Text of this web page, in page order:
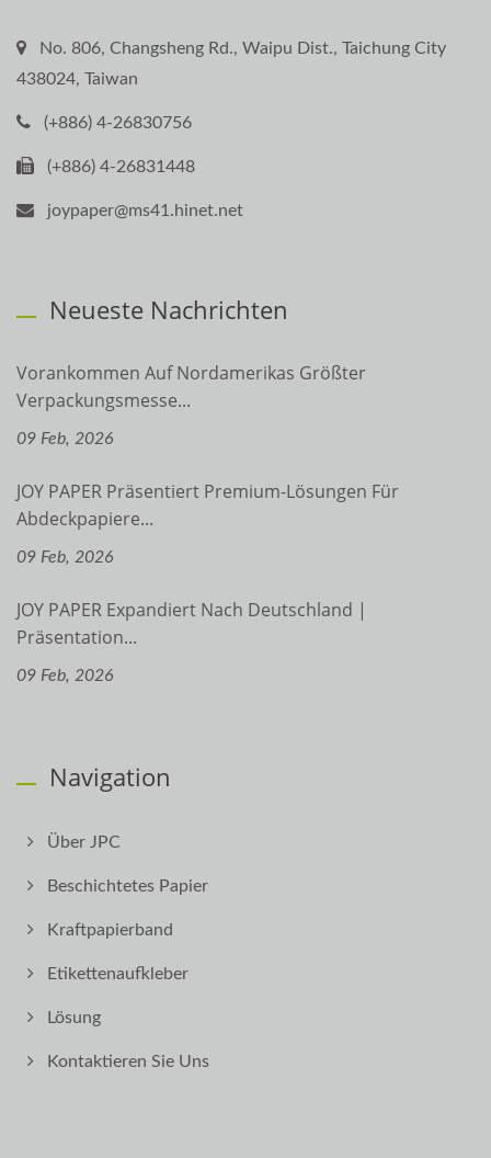
No. 806, Changsheng Rd., Waipu Dist., Taichung City
438024, Taiwan
(+886) 4-26830756
(+886) 4-26831448
joypaper@ms41.hinet.net
Neueste Nachrichten
Vorankommen Auf Nordamerikas Größter
Verpackungsmesse...
09 Feb, 2026
JOY PAPER Präsentiert Premium-Lösungen Für
Abdeckpapiere...
09 Feb, 2026
JOY PAPER Expandiert Nach Deutschland |
Präsentation...
09 Feb, 2026
Navigation
Über JPC
Beschichtetes Papier
Kraftpapierband
Etikettenaufkleber
Lösung
Kontaktieren Sie Uns